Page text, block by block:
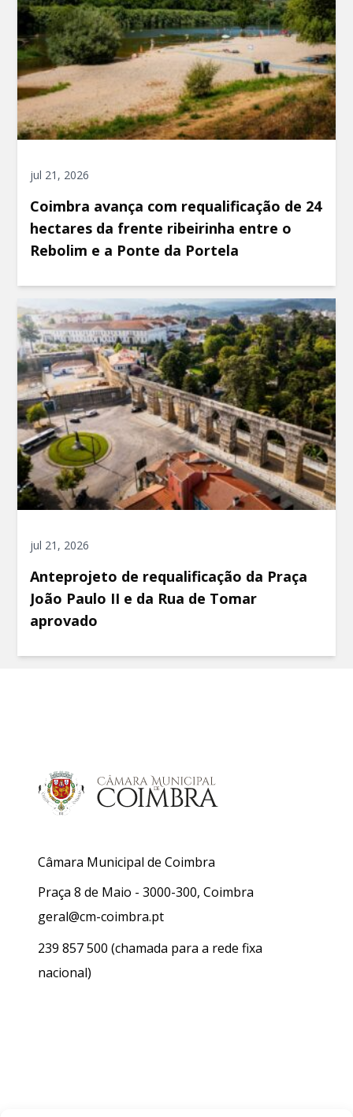
jul 21, 2026
Coimbra avança com requalificação de 24
hectares da frente ribeirinha entre o
Rebolim e a Ponte da Portela
jul 21, 2026
Anteprojeto de requalificação da Praça
João Paulo II e da Rua de Tomar
aprovado
Câmara Municipal de Coimbra
Praça 8 de Maio - 3000-300, Coimbra
geral@cm-coimbra.pt
239 857 500 (chamada para a rede fixa
nacional)